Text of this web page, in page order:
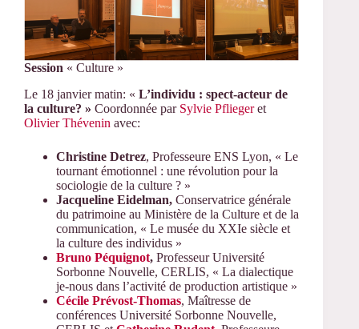
Session « Culture »
Le 18 janvier matin: « L’individu : spect-acteur de
la culture? » Coordonnée par Sylvie Pfliegeret
Olivier Thévenin avec:
Christine Detrez, Professeure ENS Lyon, « Le
tournant émotionnel : une révolution pour la
sociologie de la culture ? »
Jacqueline Eidelman, Conservatrice générale
du patrimoine au Ministère de la Culture et de la
communication, « Le musée du XXIe siècle et
la culture des individus »
Bruno Péquignot, Professeur Université
Sorbonne Nouvelle, CERLIS, « La dialectique
je-nous dans l’activité de production artistique »
Cécile Prévost-Thomas, Maîtresse de
conférences Université Sorbonne Nouvelle,